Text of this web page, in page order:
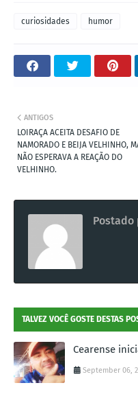
curiosidades humor
ANTIGOS
LOIRAÇA ACEITA DESAFIO DE
NAMORADO E BEIJA VELHINHO,
NÃO ESPERAVA A REAÇÃO DO
VELHINHO.
Postado
TALVEZ VOCÊ GOSTE DESTAS
Cearense
September 06,